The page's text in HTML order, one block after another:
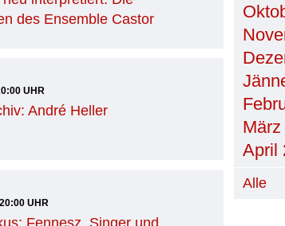
April
Alle
des Ensemble Castor
UHR
André Heller
UHR
Fennesz, Singer und